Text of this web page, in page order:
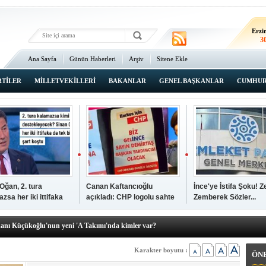
Ana Sayfa Günün Haberleri Arşiv Sitene Ekle
MİLLETVEKİLLERİ BAKANLAR GENEL BAŞKANLAR
2. tura
her iki ittifaka
şartını sundu
Canan Kaftancıoğlu
açıkladı: CHP logolu sahte
broşürleri AKP'liler
bastırmış
İnce'ye İstifa Şoku!
Zemberek Sözler...
Ali Öğdük, mazbatasını aldı…
Küçükoğlu'nun yeni 'A Takımı'nda kimler var?
Tarihi günde, tarihi açılış
Zafer Tarıkdaroğlu, oyunu memleketinde kullandı
Karakter boyutu :